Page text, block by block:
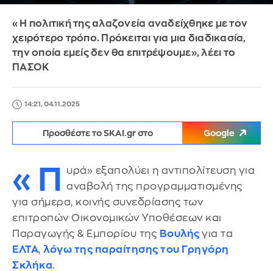
«Η πολιτική της αλαζονεία αναδείχθηκε με τον
χειρότερο τρόπο. Πρόκειται για μια διαδικασία,
την οποία εμείς δεν θα επιτρέψουμε», λέει το
ΠΑΣΟΚ
14:21, 04.11.2025
Προσθέστε το SKAI.gr στο Google
«Π
υρά» εξαπολύει η αντιπολίτευση για
αναβολή της προγραμματισμένης
για σήμερα, κοινής συνεδρίασης των
επιτροπών Οικονομικών Υποθέσεων και
Παραγωγής & Εμπορίου της Βουλής για τα
ΕΛΤΑ, λόγω της παραίτησης του Γρηγόρη
Σκλήκα.